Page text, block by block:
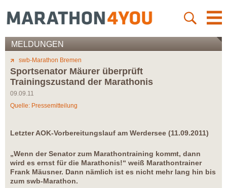
MELDUNGEN
swb-Marathon Bremen
Sportsenator Mäurer überprüft
Trainingszustand der Marathonis
09.09.11
Quelle: Pressemitteilung
Letzter AOK-Vorbereitungslauf am Werdersee (11.09.2011)
„Wenn der Senator zum Marathontraining kommt, dann
wird es ernst für die Marathonis!“ weiß Marathontrainer
Frank Mäusner. Dann nämlich ist es nicht mehr lang hin bis
zum swb-Marathon.